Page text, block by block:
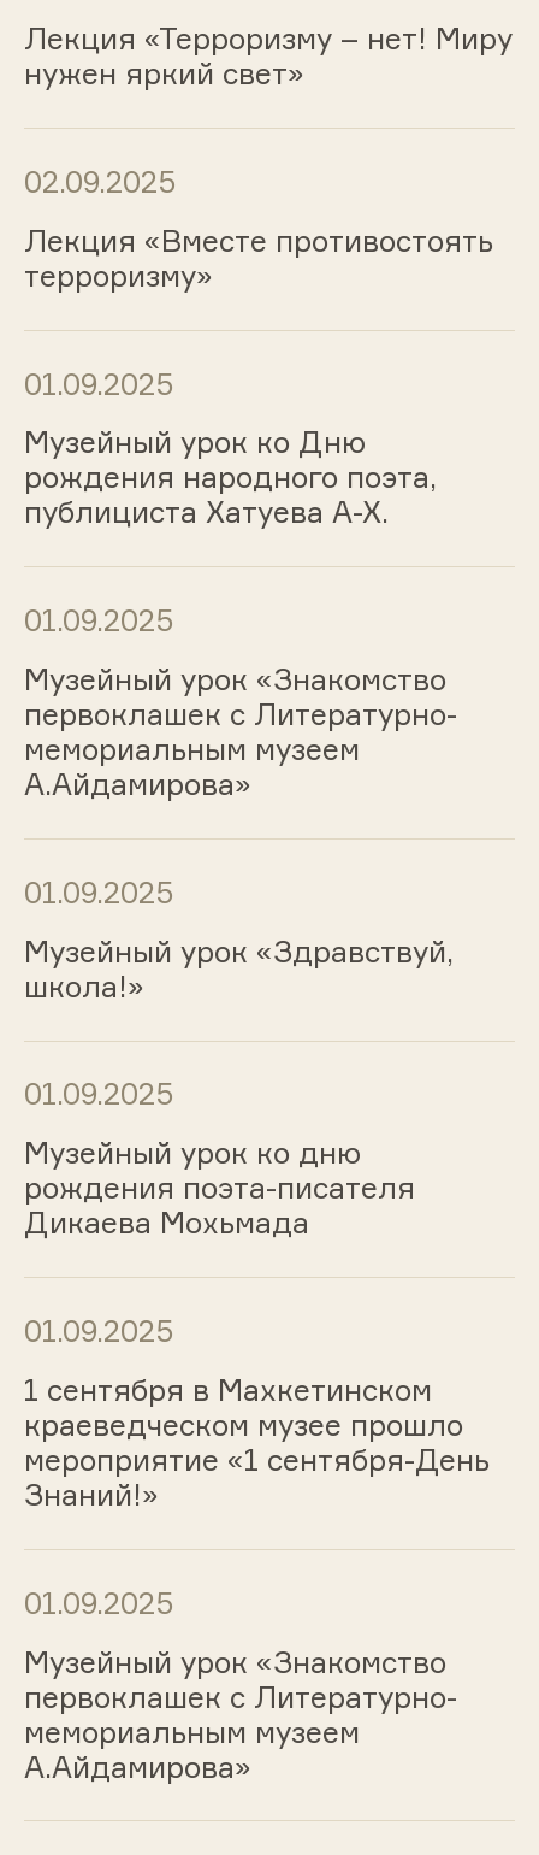
Лекция «Терроризму – нет! Миру
нужен яркий свет»
02.09.2025
Лекция «Вместе противостоять
терроризму»
01.09.2025
Музейный урок ко Дню
рождения народного поэта,
публициста Хатуева А-Х.
01.09.2025
Музейный урок «Знакомство
первоклашек с Литературно-
мемориальным музеем
А.Айдамирова»
01.09.2025
Музейный урок «Здравствуй,
школа!»
01.09.2025
Музейный урок ко дню
рождения поэта-писателя
Дикаева Мохьмада
01.09.2025
1 сентября в Махкетинском
краеведческом музее прошло
мероприятие «1 сентября-День
Знаний!»
01.09.2025
Музейный урок «Знакомство
первоклашек с Литературно-
мемориальным музеем
А.Айдамирова»